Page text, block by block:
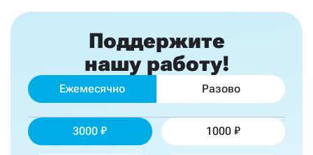
Поддержите
нашу работу!
Ежемесячно Разово
3000 1000